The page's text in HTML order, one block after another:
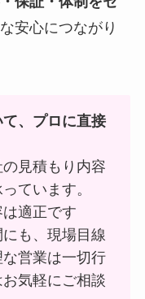
安心につながり
、プロに直接
見積もり内容
ています。
は適正です
も、現場目線
営業は一切行
気軽にご相談